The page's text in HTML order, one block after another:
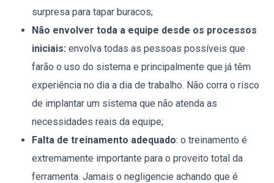
surpresa para tapar buracos;
Não envolver toda a equipe desde os processos
iniciais: envolva todas as pessoas possíveis que
farão o uso do sistema e principalmente que já têm
experiência no dia a dia de trabalho. Não corra o risco
de implantar um sistema que não atenda as
necessidades reais da equipe;
Falta de treinamento adequado: o treinamento é
extremamente importante para o proveito total da
ferramenta. Jamais o negligencie achando que é